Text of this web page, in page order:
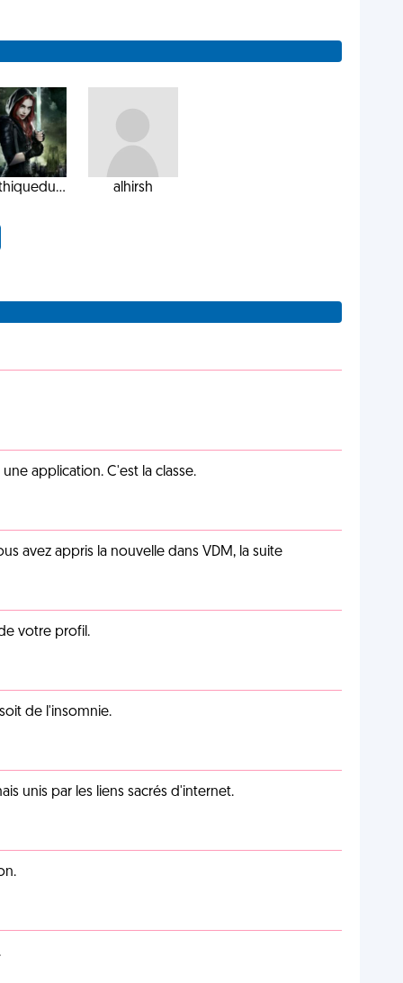
alhirsh
application. C'est la classe.
avez appris la nouvelle dans VDM, la suite
votre profil.
de l'insomnie.
unis par les liens sacrés d'internet.